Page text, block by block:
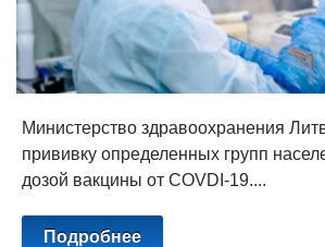
Министерство здравоохранения
прививку определенных групп
дозой вакцины от COVDI-19....
Подробнее